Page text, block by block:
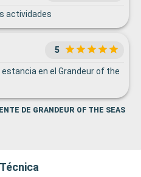
actividades
5
en el Grandeur of the
DE GRANDEUR OF THE SEAS